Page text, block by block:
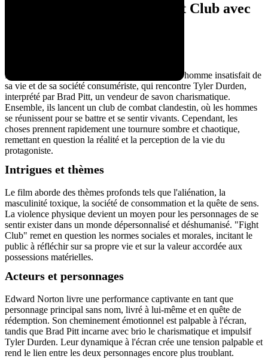
Analyse approfondie de Fight Club avec
Dans "Fight Club", Edward Norton incarne un homme insatisfait de
sa vie et de sa société consumériste, qui rencontre Tyler Durden,
interprété par Brad Pitt, un vendeur de savon charismatique.
Ensemble, ils lancent un club de combat clandestin, où les hommes
se réunissent pour se battre et se sentir vivants. Cependant, les
choses prennent rapidement une tournure sombre et chaotique,
remettant en question la réalité et la perception de la vie du
protagoniste.
Intrigues et thèmes
Le film aborde des thèmes profonds tels que l'aliénation, la
masculinité toxique, la société de consommation et la quête de sens.
La violence physique devient un moyen pour les personnages de se
sentir exister dans un monde dépersonnalisé et déshumanisé. "Fight
Club" remet en question les normes sociales et morales, incitant le
public à réfléchir sur sa propre vie et sur la valeur accordée aux
possessions matérielles.
Acteurs et personnages
Edward Norton livre une performance captivante en tant que
personnage principal sans nom, livré à lui-même et en quête de
rédemption. Son cheminement émotionnel est palpable à l'écran,
tandis que Brad Pitt incarne avec brio le charismatique et impulsif
Tyler Durden. Leur dynamique à l'écran crée une tension palpable et
rend le lien entre les deux personnages encore plus troublant.